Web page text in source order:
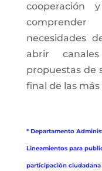
cooperación
necesidades
abrir
propuestas de
final de las más
* Departamento
Lineamientos para
participación